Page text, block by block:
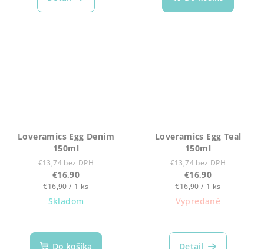
Loveramics Egg Denim
150ml
€13,74 bez DPH
€16,90
Jednotková
cena:
€16,90 / 1 ks
Skladom
Do košíka
Loveramics Egg Teal
150ml
€13,74 bez DPH
€16,90
Jednotková
cena:
€16,90 / 1 ks
Vypredané
Detail